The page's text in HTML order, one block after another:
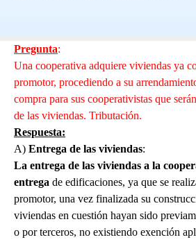
Pregunta:
Una cooperativa adquiere viviendas ya
promotor, procediendo a su
compra para sus cooperativistas que
de las viviendas. Tributación.
Respuesta:
A) Entrega de las viviendas:
La entrega de las viviendas a la
entrega de edificaciones, ya que se
promotor, una vez finalizada su
viviendas en cuestión hayan sido
o por terceros, no existiendo exención